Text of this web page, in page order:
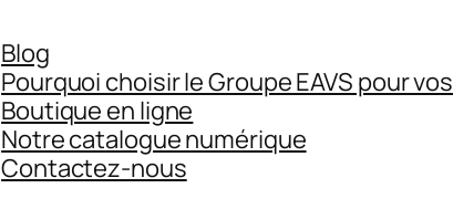
Blog
Pourquoi choisir le Groupe EAVS pour
Boutique en ligne
Notre catalogue numérique
Contactez-nous